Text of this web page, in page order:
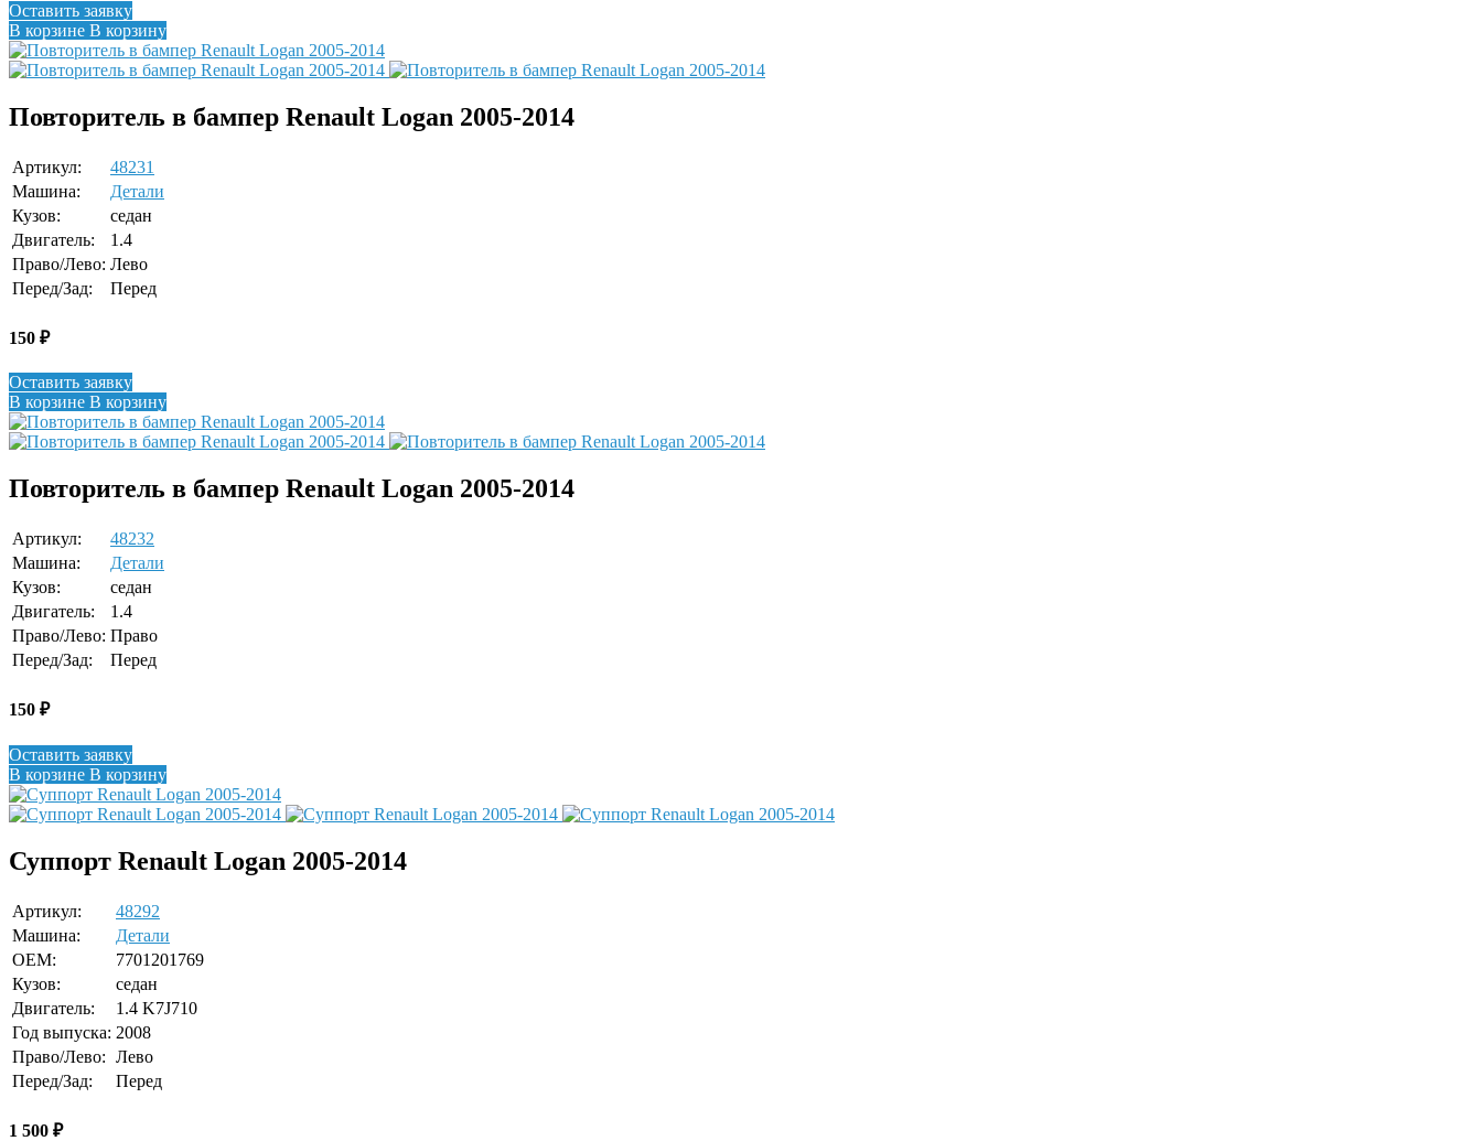
Оставить заявку
В корзине В корзину
Повторитель в бампер Renault Logan 2005-2014
Артикул:
48231
Машина:
Детали
Кузов:
седан
Двигатель:
1.4
Право/Лево: Лево
Перед/Зад:
Перед
150 ₽
Оставить заявку
В корзине В корзину
Повторитель в бампер Renault Logan 2005-2014
Артикул:
48232
Машина:
Детали
Кузов:
седан
Двигатель:
1.4
Право/Лево: Право
Перед/Зад:
Перед
150 ₽
Оставить заявку
В корзине В корзину
Суппорт Renault Logan 2005-2014
Артикул:
48292
Машина:
Детали
OEM:
7701201769
Кузов:
седан
Двигатель:
1.4 K7J710
Год выпуска: 2008
Право/Лево: Лево
Перед/Зад:
Перед
1 500 ₽